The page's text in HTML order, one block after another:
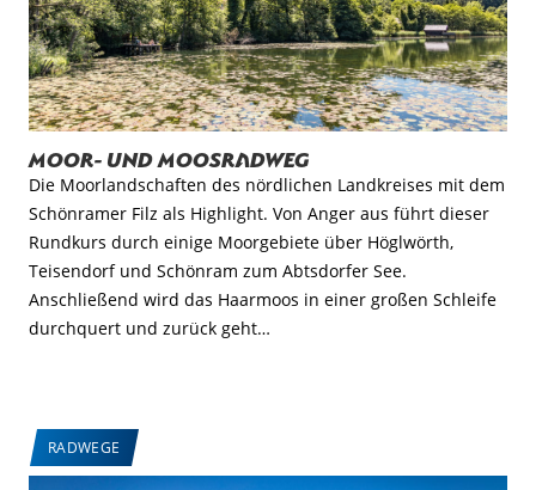
Moor- und Moosradweg
Die Moorlandschaften des nördlichen Landkreises mit dem
Schönramer Filz als Highlight. Von Anger aus führt dieser
Rundkurs durch einige Moorgebiete über Höglwörth,
Teisendorf und Schönram zum Abtsdorfer See.
Anschließend wird das Haarmoos in einer großen Schleife
durchquert und zurück geht…
RADWEGE